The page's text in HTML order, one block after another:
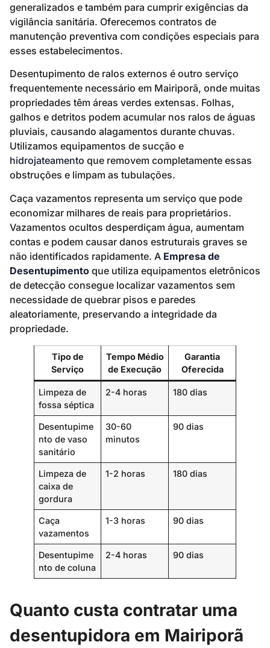
generalizados e também para cumprir exigências da
vigilância sanitária. Oferecemos contratos de
manutenção preventiva com condições especiais para
esses estabelecimentos.
Desentupimento de ralos externos é outro serviço
frequentemente necessário em Mairiporã, onde muitas
propriedades têm áreas verdes extensas. Folhas,
galhos e detritos podem acumular nos ralos de águas
pluviais, causando alagamentos durante chuvas.
Utilizamos equipamentos de sucção e
hidrojateamento que removem completamente essas
obstruções e limpam as tubulações.
Caça vazamentos representa um serviço que pode
economizar milhares de reais para proprietários.
Vazamentos ocultos desperdiçam água, aumentam
contas e podem causar danos estruturais graves se
não identificados rapidamente. A Empresa de
Desentupimento que utiliza equipamentos eletrônicos
de detecção consegue localizar vazamentos sem
necessidade de quebrar pisos e paredes
aleatoriamente, preservando a integridade da
propriedade.
Tipo de
Serviço
Tempo Médio
de Execução
Garantia
Oferecida
Limpeza de
fossa séptica
2-4 horas 180 dias
Desentupime
nto de vaso
sanitário
30-60
minutos
90 dias
Limpeza de
caixa de
gordura
1-2 horas 180 dias
Caça
vazamentos
1-3 horas 90 dias
Desentupime
nto de coluna
2-4 horas 90 dias
Quanto custa contratar uma
desentupidora em Mairiporã